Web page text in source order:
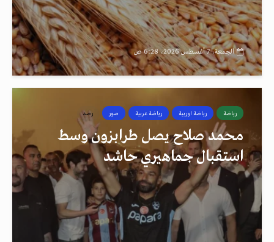
الجمعة، 7 أغسطس 2026، 6:28 ص
رياضة رياضة اوربية رياضة عربية صور رصد
محمد صلاح يصل طرابزون وسط
استقبال جماهيري حاشد